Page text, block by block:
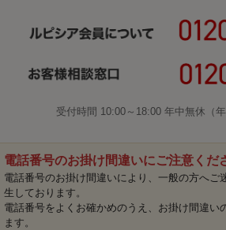
受付時間 10:00～18:00 年中無休（年
電話番号のお掛け間違いにご注意くだ
電話番号のお掛け間違いにより、一般の方へご
生しております。
電話番号をよくお確かめのうえ、お掛け間違い
ます。